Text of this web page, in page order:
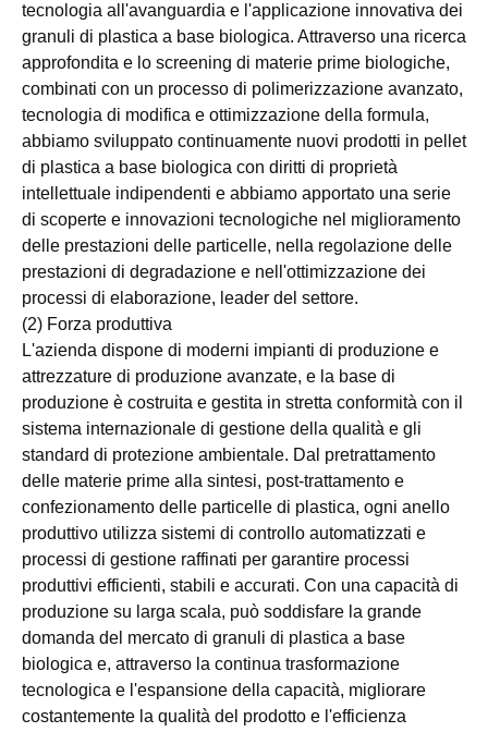
tecnologia all'avanguardia e l'applicazione innovativa dei
granuli di plastica a base biologica. Attraverso una ricerca
approfondita e lo screening di materie prime biologiche,
combinati con un processo di polimerizzazione avanzato,
tecnologia di modifica e ottimizzazione della formula,
abbiamo sviluppato continuamente nuovi prodotti in pellet
di plastica a base biologica con diritti di proprietà
intellettuale indipendenti e abbiamo apportato una serie
di scoperte e innovazioni tecnologiche nel miglioramento
delle prestazioni delle particelle, nella regolazione delle
prestazioni di degradazione e nell'ottimizzazione dei
processi di elaborazione, leader del settore.
(2) Forza produttiva
L'azienda dispone di moderni impianti di produzione e
attrezzature di produzione avanzate, e la base di
produzione è costruita e gestita in stretta conformità con il
sistema internazionale di gestione della qualità e gli
standard di protezione ambientale. Dal pretrattamento
delle materie prime alla sintesi, post-trattamento e
confezionamento delle particelle di plastica, ogni anello
produttivo utilizza sistemi di controllo automatizzati e
processi di gestione raffinati per garantire processi
produttivi efficienti, stabili e accurati. Con una capacità di
produzione su larga scala, può soddisfare la grande
domanda del mercato di granuli di plastica a base
biologica e, attraverso la continua trasformazione
tecnologica e l'espansione della capacità, migliorare
costantemente la qualità del prodotto e l'efficienza